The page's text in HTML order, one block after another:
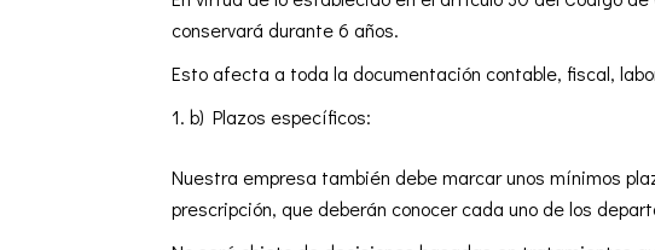
conservará durante 6 años.
Esto afecta a toda la documentación contable, fiscal,
b) Plazos específicos:
Nuestra empresa también debe marcar unos mínimos
prescripción, que deberán conocer cada uno de los